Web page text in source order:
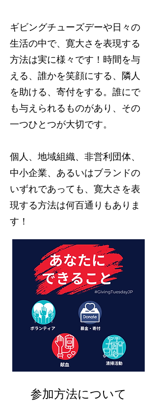
ギビングチューズデーや日々の
生活の中で、寛大さを表現する
方法は実に様々です！時間を与
える、誰かを笑顔にする、隣人
を助ける、寄付をする。誰にで
も与えられるものがあり、その
一つひとつが大切です。
個人、地域組織、非営利団体、
中小企業、あるいはブランドの
いずれであっても、寛大さを表
現する方法は何百通りもありま
す！
参加方法について